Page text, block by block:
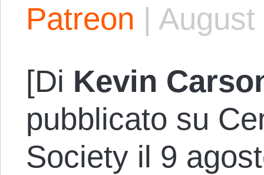
Patreon |
[Di Kevin
pubblicato su
Society il 9